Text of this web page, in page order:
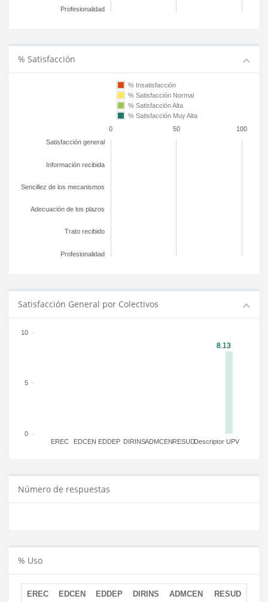
Profesionalidad
% Satisfacción
0 50
100
Satisfacción general
Información recibida
Sencillez de los mecanismos
Adecuación de los plazos
Trato recibido
Profesionalidad
% Insatisfacción
% Satisfacción Normal
% Satisfacción Alta
% Satisfacción Muy Alta
Satisfacción General por Colectivos
EREC EDCEN EDDEP DIRINSADMCENRESUDDescriptor UPV
0
5
10
Número de respuestas
% Uso
EREC EDCEN EDDEP DIRINS ADMCEN RESUD